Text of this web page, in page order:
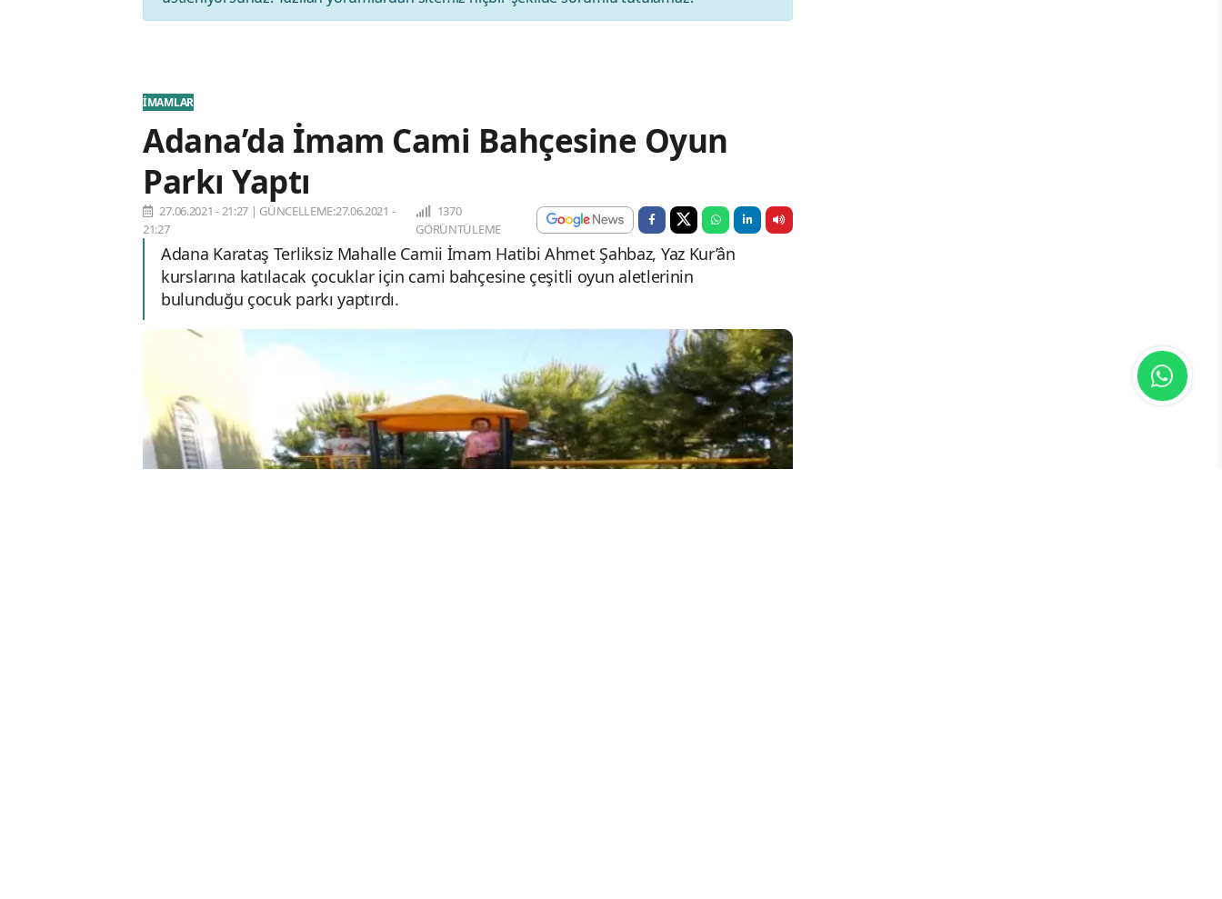
İMAMLAR
Adana’da İmam Cami Bahçesine Oyun
Parkı Yaptı
27.06.2021 - 21:27 | GÜNCELLEME:27.06.2021 -
21:27
1370
GÖRÜNTÜLEME
Adana Karataş Terliksiz Mahalle Camii İmam Hatibi Ahmet Şahbaz, Yaz Kur’ân
kurslarına katılacak çocuklar için cami bahçesine çeşitli oyun aletlerinin
bulunduğu çocuk parkı yaptırdı.